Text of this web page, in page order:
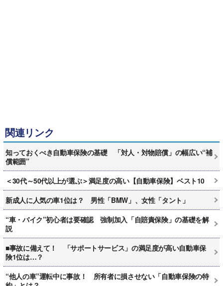
関連リンク
知っておくべき自動車保険の基礎 「対人・対物賠償」の幅広い“補
償範囲”
＜30代～50代以上が選ぶ＞満足度の高い【自動車保険】ベスト10
新成人に人気の車1位は？ 男性「BMW」、女性「タント」
“車・バイク”初心者は要確認 強制加入「自賠責保険」の基礎を解
説
■事故に備えて！ 「サポートサービス」の満足度が高い自動車保
険1位は…？
“他人の車”運転中に事故！ 所有者に損させない「自動車保険の特